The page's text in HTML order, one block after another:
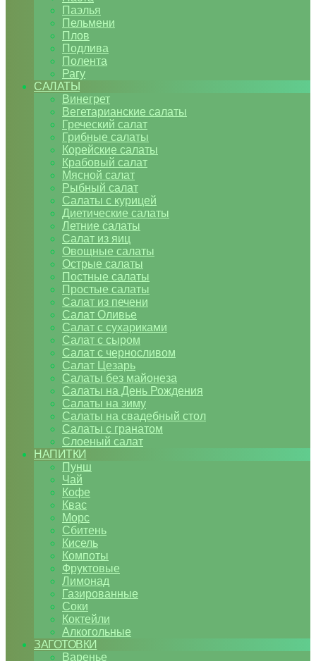
Паэлья
Пельмени
Плов
Подлива
Полента
Рагу
САЛАТЫ
Винегрет
Вегетарианские салаты
Греческий салат
Грибные салаты
Корейские салаты
Крабовый салат
Мясной салат
Рыбный салат
Салаты с курицей
Диетические салаты
Летние салаты
Салат из яиц
Овощные салаты
Острые салаты
Постные салаты
Простые салаты
Салат из печени
Салат Оливье
Салат с сухариками
Салат с сыром
Салат с черносливом
Салат Цезарь
Салаты без майонеза
Салаты на День Рождения
Салаты на зиму
Салаты на свадебный стол
Салаты с гранатом
Слоеный салат
НАПИТКИ
Пунш
Чай
Кофе
Квас
Морс
Сбитень
Кисель
Компоты
Фруктовые
Лимонад
Газированные
Соки
Коктейли
Алкогольные
ЗАГОТОВКИ
Варенье